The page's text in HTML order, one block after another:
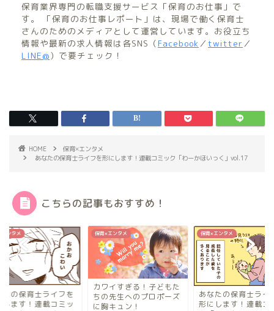
保育業界専門の転職支援サービス「保育のお仕事」で
す。 「保育のお仕事レポート」は、現場で働く保育士
さんのためのメディアとして運営しています。お役立ち
情報や最新の求人情報は各SNS（Facebook ／ twitter ／
LINE@）で要チェック！
HOME
保育×エンタメ
あなたの保育士ライフを形にします！連載コミック「わーかほいっく」vol.17
こちらの記事もおすすめ！
ンタメ
たの保育士ライフを
します！連載コミッ
保育×エンタメ
カワイすぎる！子どもた
ちの先生へのプロポーズ
に胸キュン！
保育×エンタメ
あなたの保育士ライ
形にします！連載コ